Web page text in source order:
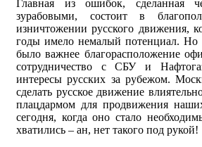
Главная из ошибок, сделанная
зурабовыми, состоит в
изничтожении русского движения,
годы имело немалый потенциал. Но
было важнее благорасположение
сотрудничество с СБУ и
интересы русских за рубежом.
сделать русское движение
плацдармом для продвижения
сегодня, когда оно стало
хватились – ан, нет такого под рукой!